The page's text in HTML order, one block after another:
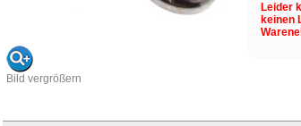
Bild vergrößern
Leider
keinen